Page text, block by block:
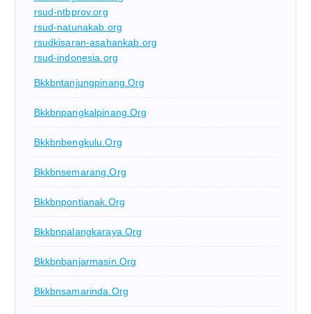
rsud-ntbprov.org
rsud-natunakab.org
rsudkisaran-asahankab.org
rsud-indonesia.org
Bkkbntanjungpinang.org
Bkkbnpangkalpinang.org
Bkkbnbengkulu.org
Bkkbnsemarang.org
Bkkbnpontianak.org
Bkkbnpalangkaraya.org
Bkkbnbanjarmasin.org
Bkkbnsamarinda.org